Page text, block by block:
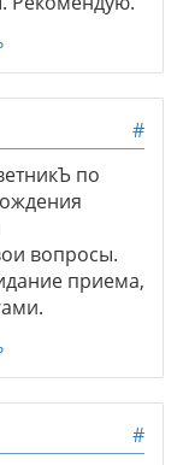
#
по
вопросы.
приема,
#